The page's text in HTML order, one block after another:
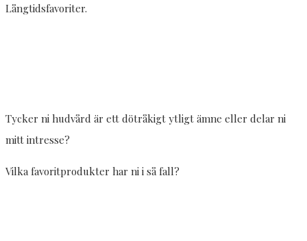
Långtidsfavoriter.
Tycker ni hudvård är ett dötråkigt ytligt ämne eller delar ni
mitt intresse?
Vilka favoritprodukter har ni i så fall?